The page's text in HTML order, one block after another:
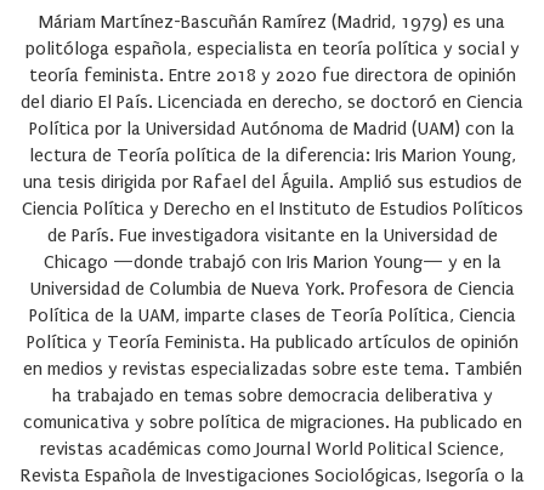
Máriam Martínez-Bascuñán Ramírez (Madrid, 1979) es una
politóloga española, especialista en teoría política y social y
teoría feminista. Entre 2018 y 2020 fue directora de opinión
del diario El País. Licenciada en derecho, se doctoró en Ciencia
Política por la Universidad Autónoma de Madrid (UAM) con la
lectura de Teoría política de la diferencia: Iris Marion Young,
una tesis dirigida por Rafael del Águila. Amplió sus estudios de
Ciencia Política y Derecho en el Instituto de Estudios Políticos
de París. Fue investigadora visitante en la Universidad de
Chicago —donde trabajó con Iris Marion Young— y en la
Universidad de Columbia de Nueva York. Profesora de Ciencia
Política de la UAM, imparte clases de Teoría Política, Ciencia
Política y Teoría Feminista. Ha publicado artículos de opinión
en medios y revistas especializadas sobre este tema. También
ha trabajado en temas sobre democracia deliberativa y
comunicativa y sobre política de migraciones. Ha publicado en
revistas académicas como Journal World Political Science,
Revista Española de Investigaciones Sociológicas, Isegoría o la